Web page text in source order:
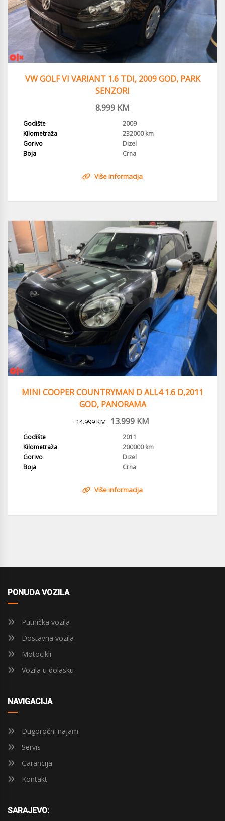
VW GOLF VI VARIANT 1.6 TDI, 2009 GOD, PARK
SENZORI
8.999 KM
Godište
2009
Kilometraža
232000 km
Gorivo
Dizel
Boja
Crna
Više informacija
MINI COOPER COUNTRYMAN D ALL4 1.6 D,2011
GOD, PANORAMA
14.999KM 13.999 KM
Godište
2011
Kilometraža
200000 km
Gorivo
Dizel
Boja
Crna
Više informacija
PONUDA VOZILA
Putnička vozila
Dostavna vozila
Motocikli
Vozila u dolasku
NAVIGACIJA
Dugoročni najam
Servis
Garancija
Kontakt
SARAJEVO: